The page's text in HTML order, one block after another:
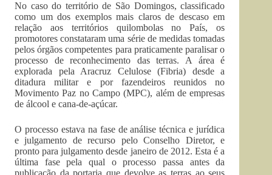
No caso do território de São Domingos, classificado
como um dos exemplos mais claros de descaso em
relação aos territórios quilombolas no País, os
promotores constataram uma série de medidas tomadas
pelos órgãos competentes para praticamente paralisar o
processo de reconhecimento das terras. A área é
explorada pela Aracruz Celulose (Fibria) desde a
ditadura militar e por fazendeiros reunidos no
Movimento Paz no Campo (MPC), além de empresas
de álcool e cana-de-açúcar.
O processo estava na fase de análise técnica e jurídica
e julgamento de recurso pelo Conselho Diretor, e
pronto para julgamento desde janeiro de 2012. Esta é a
última fase pela qual o processo passa antes da
publicação da portaria que devolve as terras ao seus